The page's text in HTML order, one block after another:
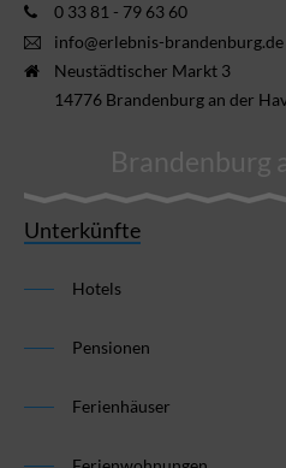
0 33 81 - 79 63 60
info@erlebnis-brandenburg.de
Neustädtischer Markt 3
14776 Brandenburg an der
Brandenburg
Unterkünfte
Hotels
Pensionen
Ferienhäuser